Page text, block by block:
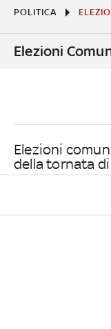
POLITICA
Elezioni
Elezioni
della tornata